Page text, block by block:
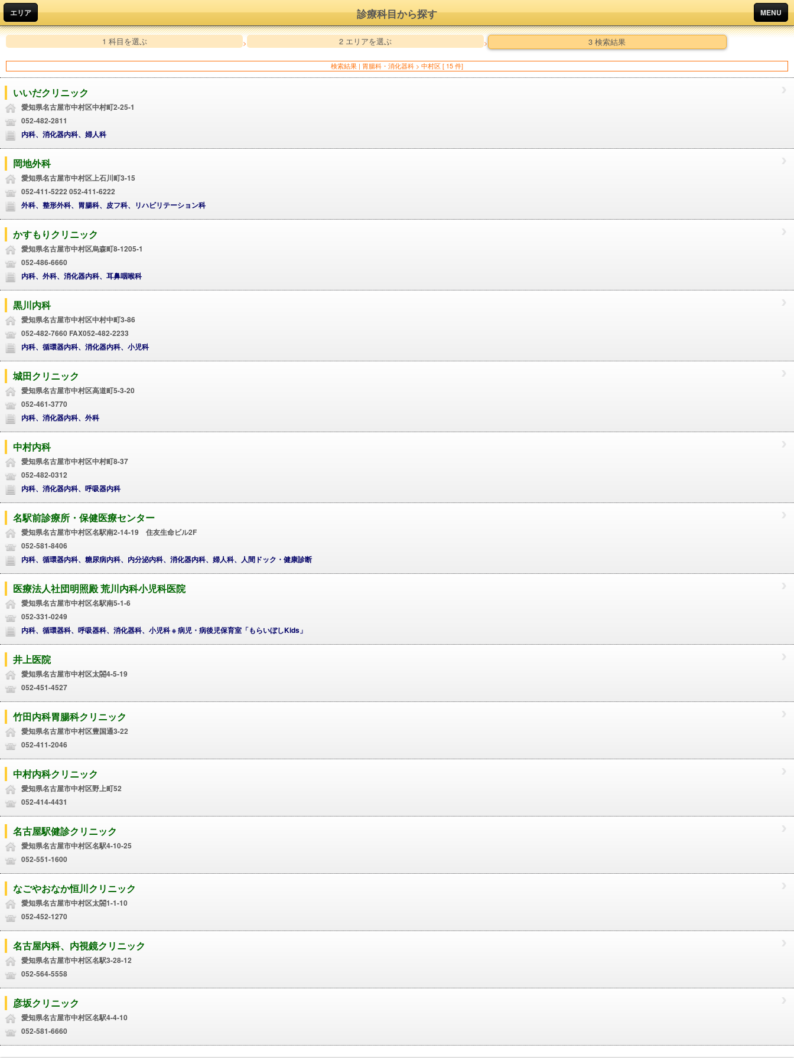
エリア 診療科目から探す MENU
1 科目を選ぶ > 2 エリアを選ぶ > 3 検索結果
検索結果 | 胃腸科・消化器科 > 中村区 [ 15 件]
いいだクリニック
愛知県名古屋市中村区中村町2-25-1
052-482-2811
内科、消化器内科、婦人科
岡地外科
愛知県名古屋市中村区上石川町3-15
052-411-5222 052-411-6222
外科、整形外科、胃腸科、皮フ科、リハビリテーション科
かすもりクリニック
愛知県名古屋市中村区烏森町8-1205-1
052-486-6660
内科、外科、消化器内科、耳鼻咽喉科
黒川内科
愛知県名古屋市中村区中村中町3-86
052-482-7660 FAX052-482-2233
内科、循環器内科、消化器内科、小児科
城田クリニック
愛知県名古屋市中村区高道町5-3-20
052-461-3770
内科、消化器内科、外科
中村内科
愛知県名古屋市中村区中村町8-37
052-482-0312
内科、消化器内科、呼吸器内科
名駅前診療所・保健医療センター
愛知県名古屋市中村区名駅南2-14-19 住友生命ビル2F
052-581-8406
内科、循環器内科、糖尿病内科、内分泌内科、消化器内科、婦人科、人間ドック・健康診断
医療法人社団明照殿 荒川内科小児科医院
愛知県名古屋市中村区名駅南5-1-6
052-331-0249
内科、循環器科、呼吸器科、消化器科、小児科 ※ 病児・病後児保育室「もらいぼしKids」
井上医院
愛知県名古屋市中村区太閤4-5-19
052-451-4527
竹田内科胃腸科クリニック
愛知県名古屋市中村区豊国通3-22
052-411-2046
中村内科クリニック
愛知県名古屋市中村区野上町52
052-414-4431
名古屋駅健診クリニック
愛知県名古屋市中村区名駅4-10-25
052-551-1600
なごやおなか恒川クリニック
愛知県名古屋市中村区太閤1-1-10
052-452-1270
名古屋内科、内視鏡クリニック
愛知県名古屋市中村区名駅3-28-12
052-564-5558
彦坂クリニック
愛知県名古屋市中村区名駅4-4-10
052-581-6660